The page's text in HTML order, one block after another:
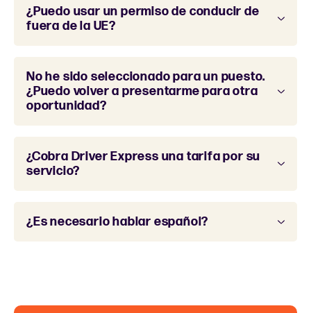
¿Puedo usar un permiso de conducir de
fuera de la UE?
No he sido seleccionado para un puesto.
¿Puedo volver a presentarme para otra
oportunidad?
¿Cobra Driver Express una tarifa por su
servicio?
¿Es necesario hablar español?